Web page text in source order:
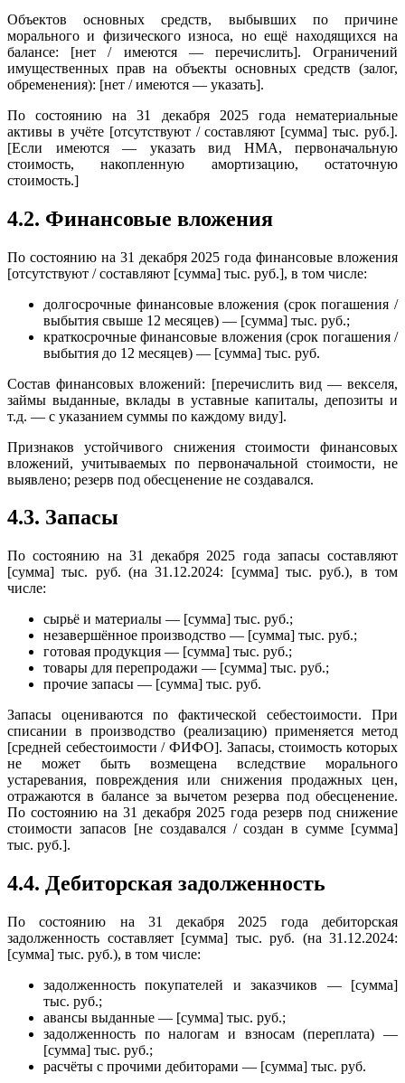
Объектов основных средств, выбывших по причине
морального и физического износа, но ещё находящихся на
балансе: [нет / имеются — перечислить]. Ограничений
имущественных прав на объекты основных средств (залог,
обременения): [нет / имеются — указать].
По состоянию на 31 декабря 2025 года нематериальные
активы в учёте [отсутствуют / составляют [сумма] тыс. руб.].
[Если имеются — указать вид НМА, первоначальную
стоимость, накопленную амортизацию, остаточную
стоимость.]
4.2. Финансовые вложения
По состоянию на 31 декабря 2025 года финансовые вложения
[отсутствуют / составляют [сумма] тыс. руб.], в том числе:
долгосрочные финансовые вложения (срок погашения /
выбытия свыше 12 месяцев) — [сумма] тыс. руб.;
краткосрочные финансовые вложения (срок погашения /
выбытия до 12 месяцев) — [сумма] тыс. руб.
Состав финансовых вложений: [перечислить вид — векселя,
займы выданные, вклады в уставные капиталы, депозиты и
т.д. — с указанием суммы по каждому виду].
Признаков устойчивого снижения стоимости финансовых
вложений, учитываемых по первоначальной стоимости, не
выявлено; резерв под обесценение не создавался.
4.3. Запасы
По состоянию на 31 декабря 2025 года запасы составляют
[сумма] тыс. руб. (на 31.12.2024: [сумма] тыс. руб.), в том
числе:
сырьё и материалы — [сумма] тыс. руб.;
незавершённое производство — [сумма] тыс. руб.;
готовая продукция — [сумма] тыс. руб.;
товары для перепродажи — [сумма] тыс. руб.;
прочие запасы — [сумма] тыс. руб.
Запасы оцениваются по фактической себестоимости. При
списании в производство (реализацию) применяется метод
[средней себестоимости / ФИФО]. Запасы, стоимость которых
не может быть возмещена вследствие морального
устаревания, повреждения или снижения продажных цен,
отражаются в балансе за вычетом резерва под обесценение.
По состоянию на 31 декабря 2025 года резерв под снижение
стоимости запасов [не создавался / создан в сумме [сумма]
тыс. руб.].
4.4. Дебиторская задолженность
По состоянию на 31 декабря 2025 года дебиторская
задолженность составляет [сумма] тыс. руб. (на 31.12.2024:
[сумма] тыс. руб.), в том числе:
задолженность покупателей и заказчиков — [сумма]
тыс. руб.;
авансы выданные — [сумма] тыс. руб.;
задолженность по налогам и взносам (переплата) —
[сумма] тыс. руб.;
расчёты с прочими дебиторами — [сумма] тыс. руб.